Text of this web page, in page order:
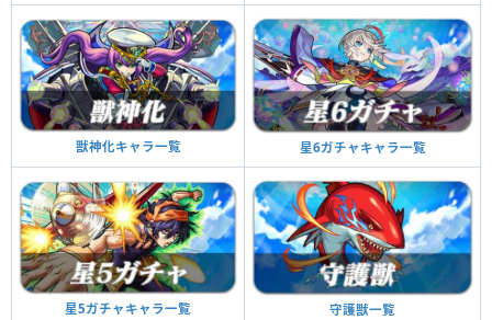
獣神化キャラ一覧 星6ガチャキャラ一覧
星5ガチャキャラ一覧 守護獣一覧